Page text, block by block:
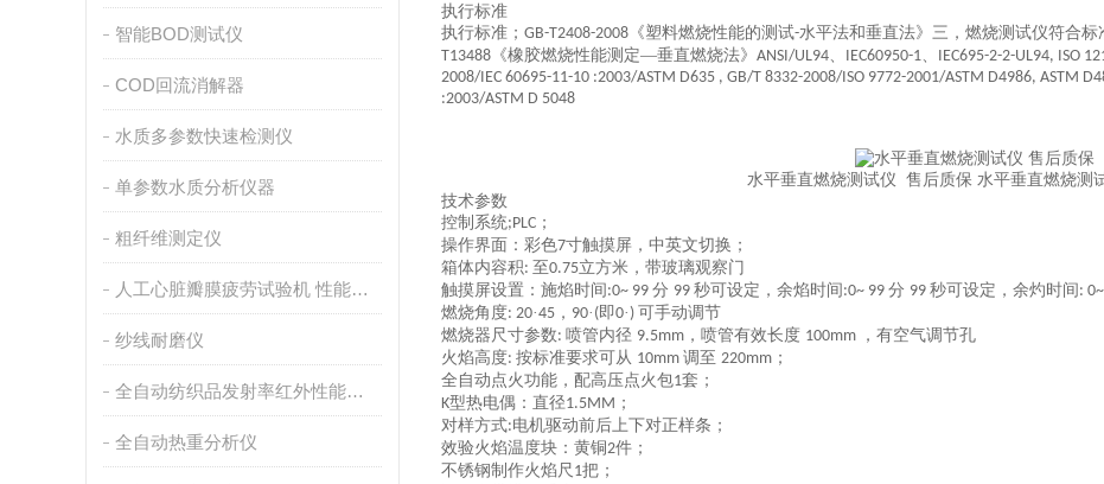
智能BOD测试仪
COD回流消解器
水质多参数快速检测仪
单参数水质分析仪器
粗纤维测定仪
人工心脏瓣膜疲劳试验机 性能稳定
纱线耐磨仪
全自动纺织品发射率红外性能分析
全自动热重分析仪
执行标准
执行标准； GB-T2408-2008 《塑料燃烧性能的测试-水平法和垂直法》三，燃烧测试仪符合标
T13488 《橡胶燃烧性能测定—垂直燃烧法》 ANSI/UL94、 IEC60950-1、 IEC695-2-2-UL94, ISO
2008/IEC 60695-11-10 :2003/ASTM D635 , GB/T 8332-2008/ISO 9772-2001/ASTM D4986, ASTM
:2003/ASTM D 5048
水平垂直燃烧测试仪 售后质保 水平垂直燃烧测
技术参数
控制系统;PLC ；
操作界面：彩色7寸触摸屏，中英文切换；
箱体内容积: 至0.75立方米，带玻璃观察门
触摸屏设置： 施焰时间 :0~ 99 分 99 秒可设定 ， 余焰时间 :0~ 99 分 99 秒可设定 ， 余灼时间 :
燃烧角度: 20·45 ， 90· (即0· ) 可手动调节
燃烧器尺寸参数: 喷管内径 9.5mm ，喷管有效长度 100mm ，有空气调节孔
火焰高度: 按标准要求可从 10mm 调至 220mm ；
全自动点火功能，配高压点火包1套；
K型热电偶：直径1.5MM ；
对样方式:电机驱动前后上下对正样条 ；
效验火焰温度块：黄铜2件；
不锈钢制作火焰尺 1把；